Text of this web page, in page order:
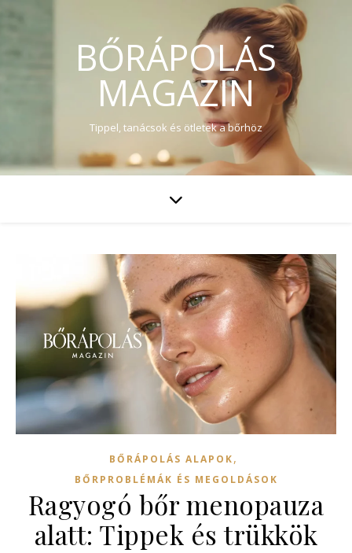
BŐRÁPOLÁS
MAGAZIN
Tippel, tanácsok és ötletek a bőrhöz
BŐRÁPOLÁS ALAPOK,
BŐRPROBLÉMÁK ÉS MEGOLDÁSOK
Ragyogó bőr menopauza
alatt: Tippek és trükkök